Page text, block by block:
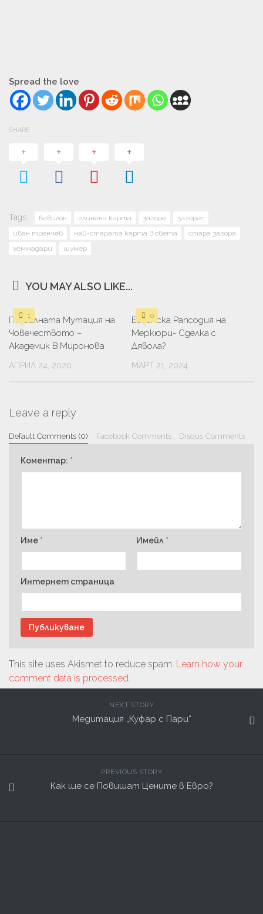
Spread the love
SHARE
Tags: вавилон глинена карта загоре
загорес
иван тренчев
най-старата карта в света
стара загора
хеммадари
шумер
YOU MAY ALSO LIKE...
1
Глобалната Мутация на
Човечеството –
Академик В.Миронова
АПРИЛ 24, 2020
0
Бохемска Рапсодия на
Меркюри- Сделка с
Дявола?
МАРТ 21, 2024
Leave a reply
Default Comments (0) Facebook Comments Disqus Comments
Коментар: *
Име * Имейл *
Интернет страница
This site uses Akismet to reduce spam. Learn how your
comment data is processed
NEXT STORY
Медитация „Куфар с Пари“
PREVIOUS STORY
Как ще се Повишат Цените в Евро?